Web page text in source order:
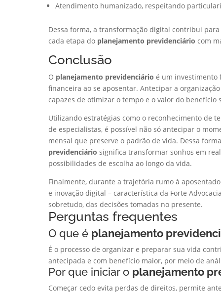
Atendimento humanizado, respeitando
Dessa forma, a transformação digital contribui
cada etapa do planejamento previdenciário com
Conclusão
O planejamento previdenciário é um investimento
financeira ao se aposentar. Antecipar a
capazes de otimizar o tempo e o valor do
Utilizando estratégias como o reconhecimento de
de especialistas, é possível não só antecipar o
mensal que preserve o padrão de vida. Dessa
previdenciário significa transformar sonhos em
possibilidades de escolha ao longo da vida.
Finalmente, durante a trajetória rumo à
e inovação digital – característica da Forte
sobretudo, das decisões tomadas no presente.
Perguntas frequentes
O que é planejamento
É o processo de organizar e preparar sua vida
antecipada e com benefício maior, por meio de
Por que iniciar o planejamento
Começar cedo evita perdas de direitos, permite